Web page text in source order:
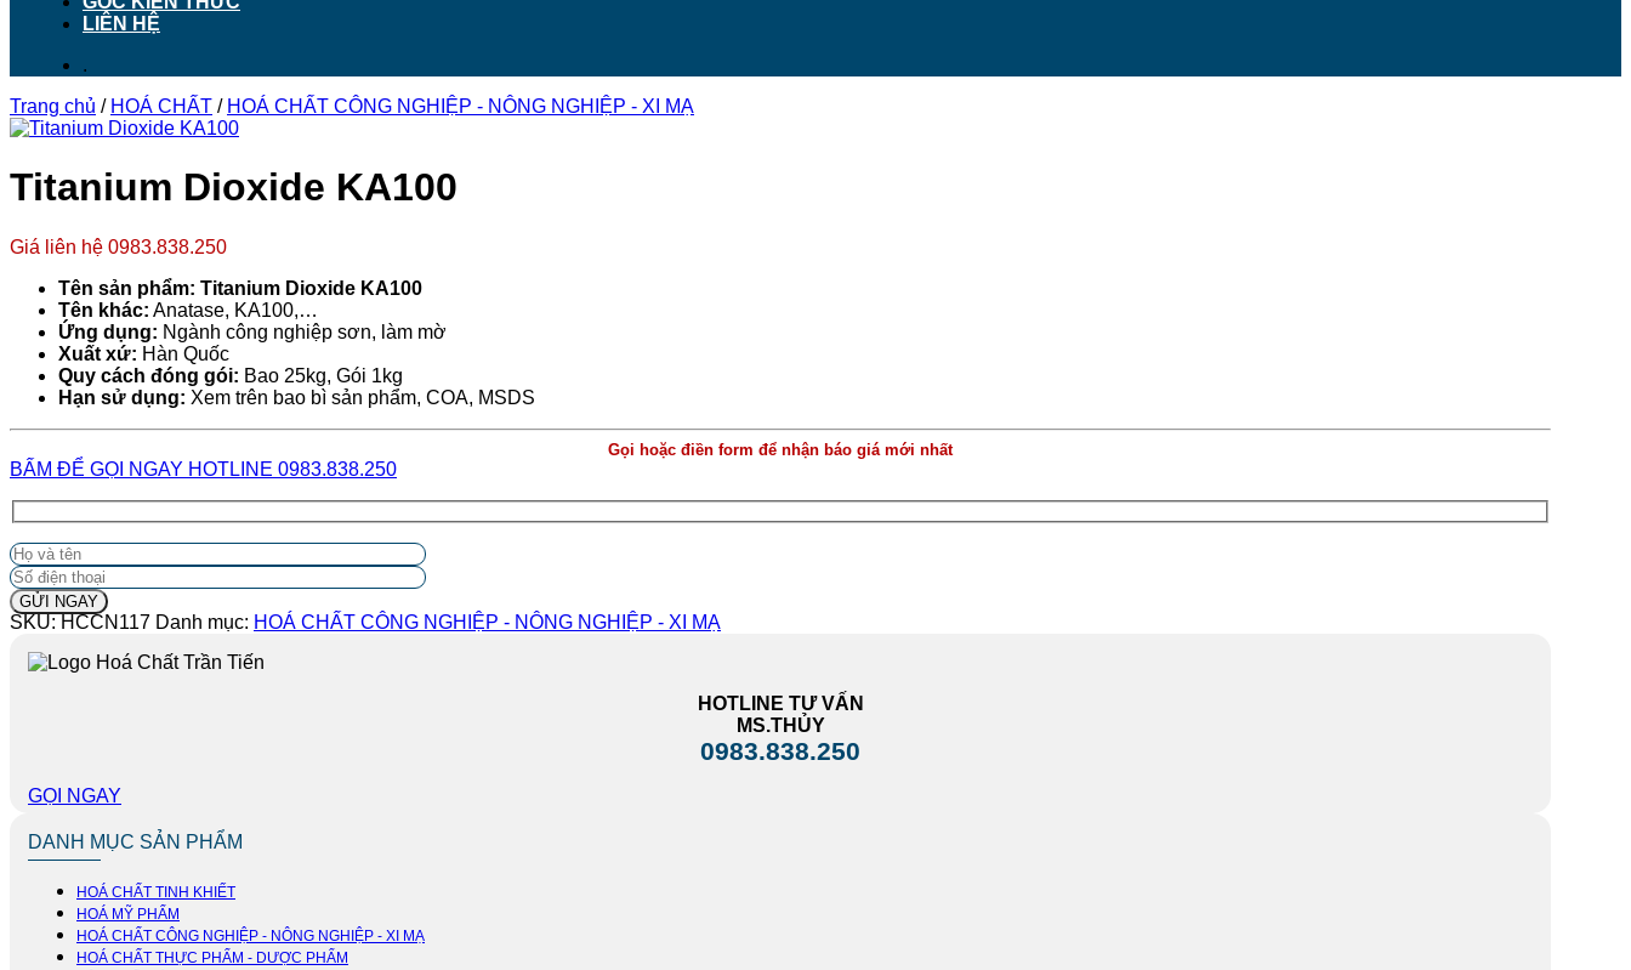
LIÊN HỆ
.
Trang chủ / HOÁ CHẤT / HOÁ CHẤT CÔNG NGHIỆP - NÔNG NGHIỆP - XI MẠ
Titanium Dioxide KA100
Giá liên hệ 0983.838.250
Tên sản phẩm: Titanium Dioxide KA100
Tên khác: Anatase, KA100,…
Ứng dụng: Ngành công nghiệp sơn, làm mờ
Xuất xứ: Hàn Quốc
Quy cách đóng gói: Bao 25kg, Gói 1kg
Hạn sử dụng: Xem trên bao bì sản phẩm, COA, MSDS
Gọi hoặc điền form để nhận báo giá mới nhất
BẤM ĐỂ GỌI NGAY HOTLINE 0983.838.250
SKU: HCCN117 Danh mục: HOÁ CHẤT CÔNG NGHIỆP - NÔNG NGHIỆP - XI MẠ
HOTLINE TƯ VẤN
MS.THỦY
0983.838.250
GỌI NGAY
DANH MỤC SẢN PHẨM
HOÁ CHẤT TINH KHIẾT
HOÁ MỸ PHẨM
HOÁ CHẤT CÔNG NGHIỆP - NÔNG NGHIỆP - XI MẠ
HOÁ CHẤT THỰC PHẨM - DƯỢC PHẨM